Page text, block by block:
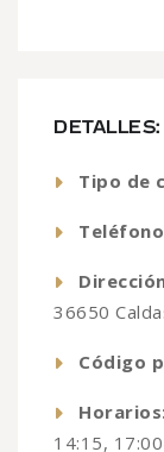
DETALLES:
Tipo de
36650
Código
14:15,